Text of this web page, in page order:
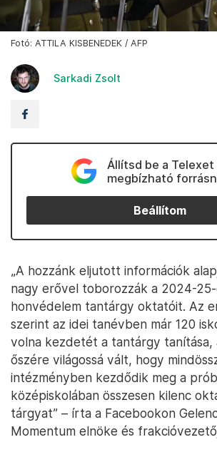
Fotó: ATTILA KISBENEDEK / AFP
Sarkadi Zsolt
Állítsd be a Telexet
megbízható
Beállítom
„A hozzánk eljutott információk
nagy erővel toborozzák a 2024-
honvédelem tantárgy oktatóit. Az
szerint az idei tanévben már 120
volna kezdetét a tantárgy tanítása,
őszére világossá vált, hogy
intézményben kezdődik meg a
középiskolában összesen kilenc
tárgyat” – írta a Facebookon
Momentum elnöke és